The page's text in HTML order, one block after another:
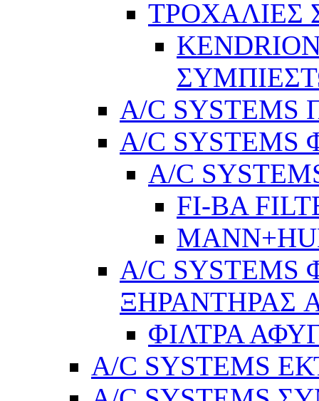
ΤΡΟΧΑΛΙΕΣ
A/C SYSTEMS
A/C
A/C
FI-BA
A/C
ΞΗΡΑΝΤΗΡΑΣ
ΦΙΛΤΡΑ
A/C SYSTEMS